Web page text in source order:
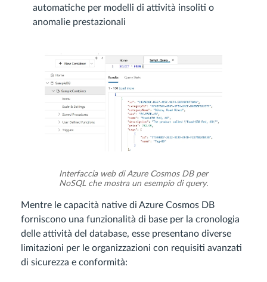
automatiche per modelli di attività insoliti o
anomalie prestazionali
Interfaccia web di Azure Cosmos DB per
NoSQL che mostra un esempio di query.
Mentre le capacità native di Azure Cosmos DB
forniscono una funzionalità di base per la cronologia
delle attività del database, esse presentano diverse
limitazioni per le organizzazioni con requisiti avanzati
di sicurezza e conformità: